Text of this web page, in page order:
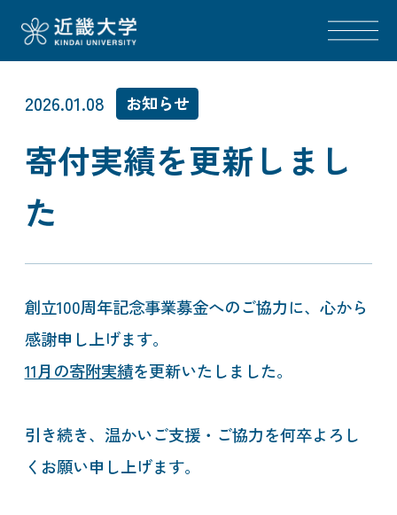
2026.01.08 お知らせ
寄付実績を更新しまし
た
創立100周年記念事業募金へのご協力に、心から
感謝申し上げます。
11月の寄附実績を更新いたしました。
引き続き、温かいご支援・ご協力を何卒よろし
くお願い申し上げます。